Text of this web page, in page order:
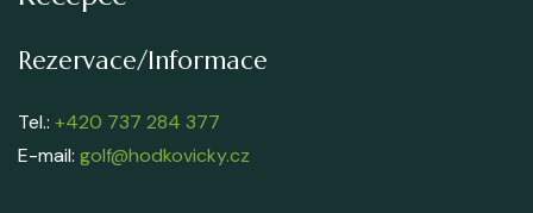
Rezervace/Informace
Tel.: +420 737 284 377
E-mail: golf@hodkovicky.cz